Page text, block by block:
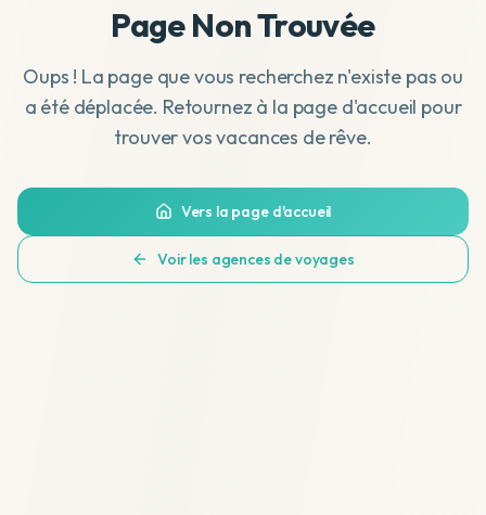
Page Non Trouvée
Oups ! La page que vous recherchez n'existe pas ou
a été déplacée. Retournez à la page d'accueil pour
trouver vos vacances de rêve.
Vers la page d'accueil
Voir les agences de voyages